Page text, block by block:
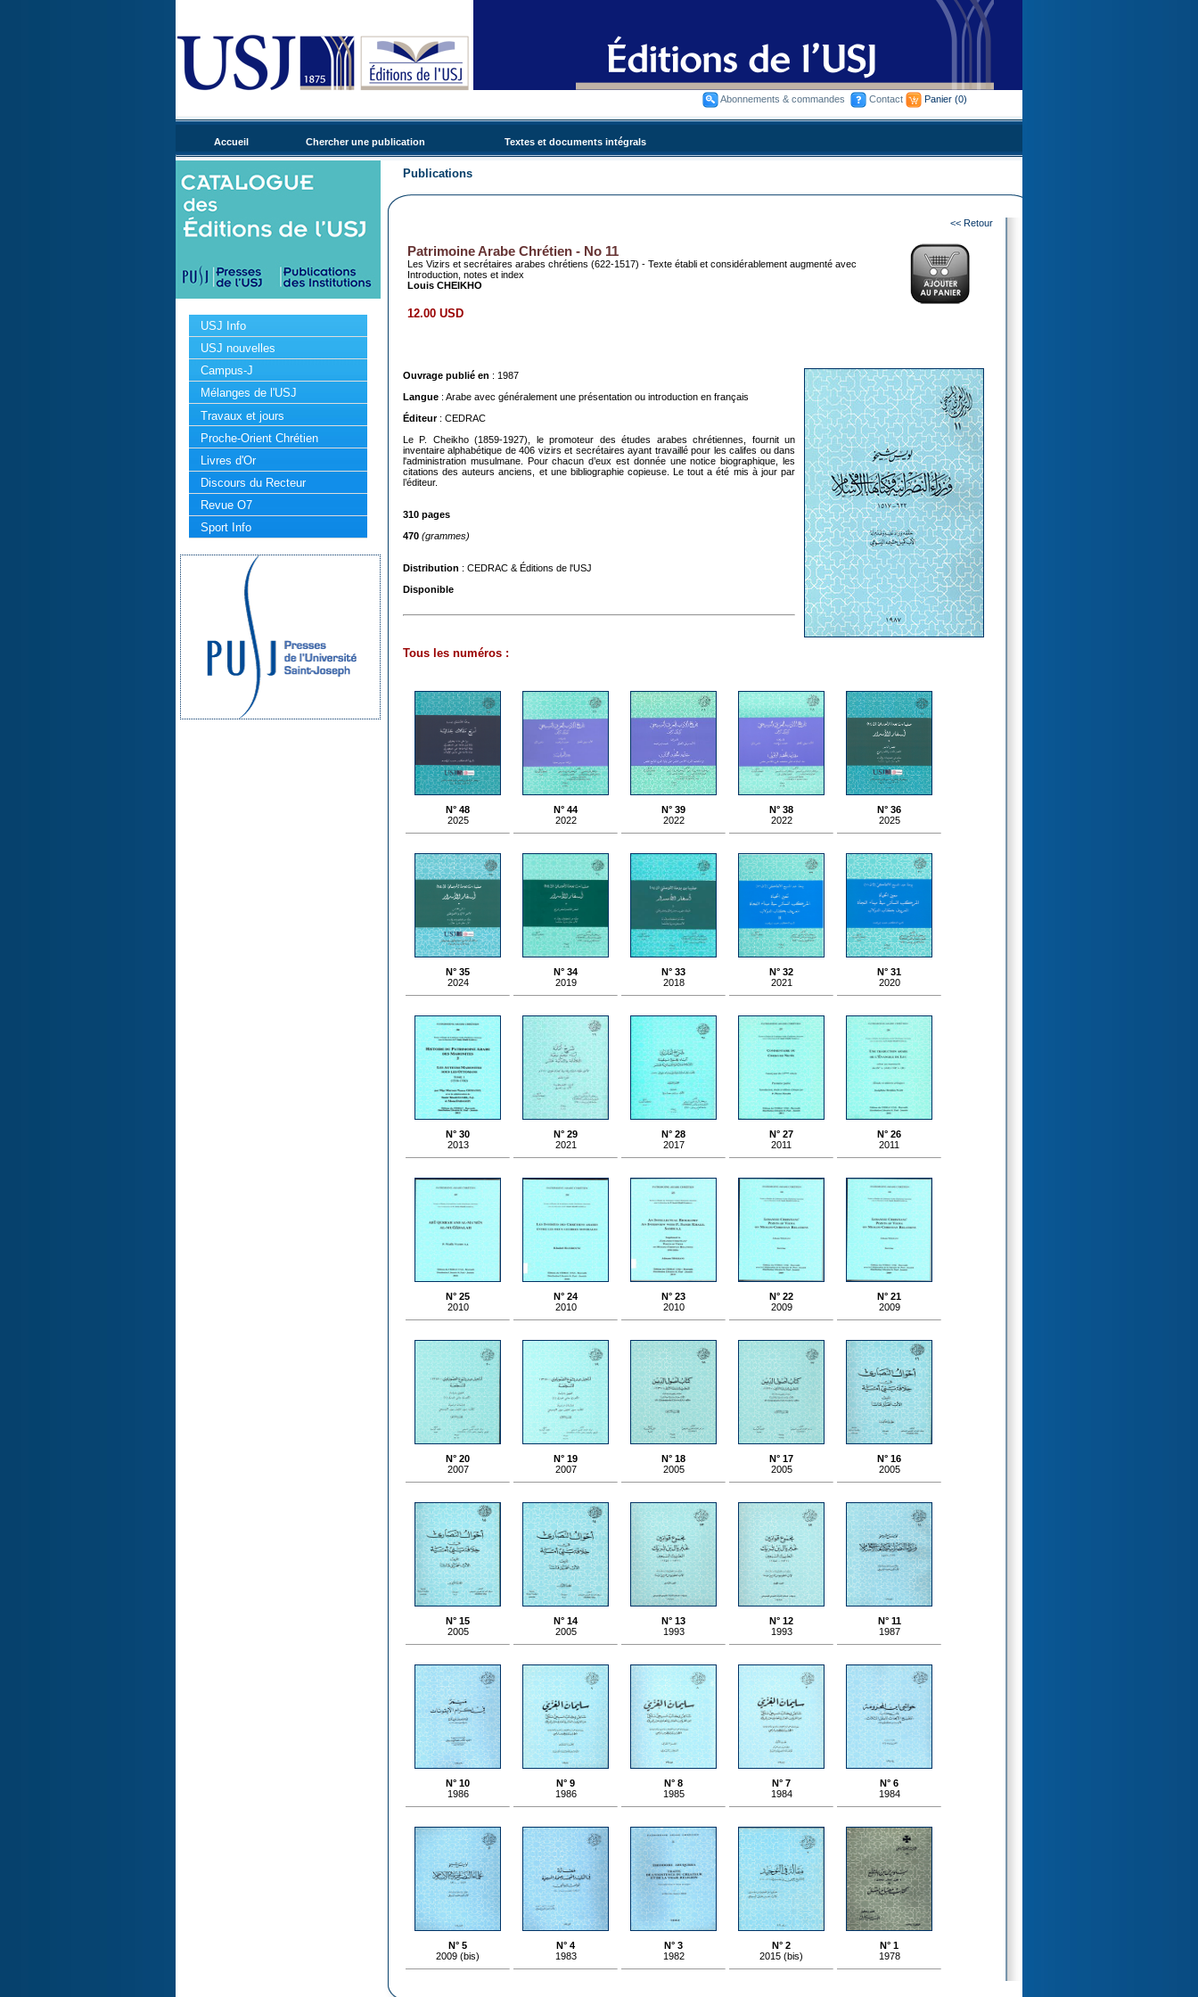
Abonnements & commandes Contact Panier (0)
Accueil Chercher une publication Textes et documents intégrals
USJ Info
USJ nouvelles
Campus-J
Mélanges de l'USJ
Travaux et jours
Proche-Orient Chrétien
Livres d'Or
Discours du Recteur
Revue O7
Sport Info
Publications
<< Retour
Patrimoine Arabe Chrétien - No 11
Les Vizirs et secrétaires arabes chrétiens (622-1517) - Texte établi et considérablement augmenté avec
Introduction, notes et index
Louis CHEIKHO
12.00 USD
Ouvrage publié en : 1987
Langue : Arabe avec généralement une présentation ou introduction en français
Éditeur: CEDRAC
Le P. Cheikho (1859-1927), le promoteur des études arabes chrétiennes, fournit un
inventaire alphabétique de 406 vizirs et secrétaires ayant travaillé pour les califes ou dans
l'administration musulmane. Pour chacun d’eux est donnée une notice biographique, les
citations des auteurs anciens, et une bibliographie copieuse. Le tout a été mis à jour par
l’éditeur.
310 pages
470 (grammes)
Distribution : CEDRAC & Éditions de l'USJ
Disponible
Tous les numéros :
N° 48
2025
N° 44
2022
N° 39
2022
N° 38
2022
N° 36
2025
N° 35
2024
N° 34
2019
N° 33
2018
N° 32
2021
N° 31
2020
N° 30
2013
N° 29
2021
N° 28
2017
N° 27
2011
N° 26
2011
N° 25
2010
N° 24
2010
N° 23
2010
N° 22
2009
N° 21
2009
N° 20
2007
N° 19
2007
N° 18
2005
N° 17
2005
N° 16
2005
N° 15
2005
N° 14
2005
N° 13
1993
N° 12
1993
N° 11
1987
N° 10
1986
N° 9
1986
N° 8
1985
N° 7
1984
N° 6
1984
N° 5
2009 (bis)
N° 4
1983
N° 3
1982
N° 2
2015 (bis)
N° 1
1978